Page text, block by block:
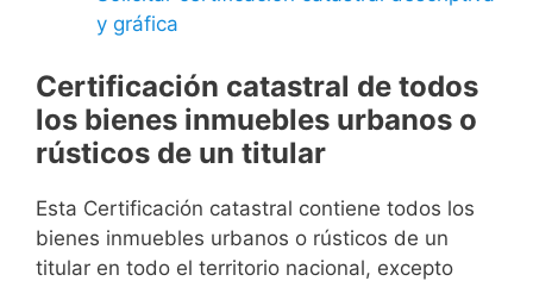
y gráfica
Certificación catastral de todos
los bienes inmuebles urbanos o
rústicos de un titular
Esta Certificación catastral contiene todos los
bienes inmuebles urbanos o rústicos de un
titular en todo el territorio nacional, excepto